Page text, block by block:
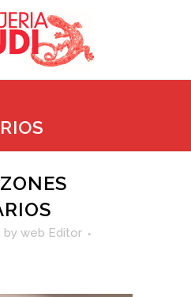
by web Editor